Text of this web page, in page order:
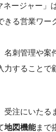
ネージャー」
きる営業ワー
名刺管理や案
力することで
受注にいたる
地図機能まで